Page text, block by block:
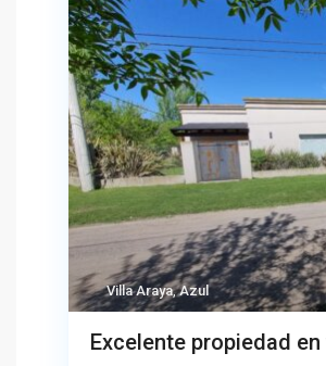
Villa Araya,Azul
Excelente propiedad